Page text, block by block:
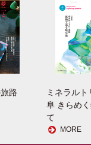
路
ミネラル
阜 きらめ
て
MORE